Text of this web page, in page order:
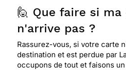
🙋 Que faire si ma
n'arrive pas ?
Rassurez-vous, si votre carte
destination et est perdue par
occupons de tout et faisons